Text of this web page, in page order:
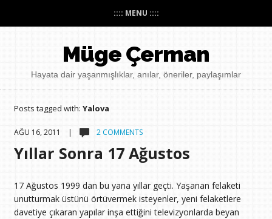
:::: MENU ::::
Müge Çerman
Hayata dair yaşanmışlıklar, anılar, öneriler, paylaşımlar
Posts tagged with: Yalova
AĞU 16, 2011 | 2 COMMENTS
Yıllar Sonra 17 Ağustos
17 Ağustos 1999 dan bu yana yıllar geçti. Yaşanan felaketi
unutturmak üstünü örtüvermek isteyenler, yeni felaketlere
davetiye çıkaran yapılar inşa ettiğini televizyonlarda beyan